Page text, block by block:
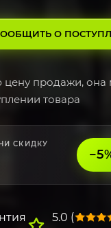
О
продажи, она
товара
СКИДКУ
5.0 (